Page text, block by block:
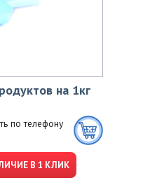
на 1кг
по телефону
В 1 КЛИК